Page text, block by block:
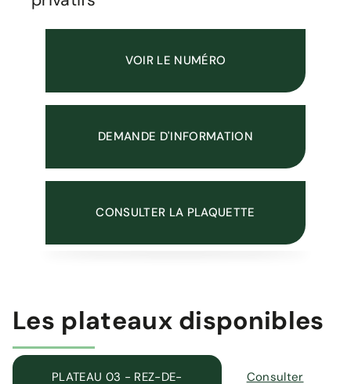
VOIR LE NUMÉRO
DEMANDE D'INFORMATION
CONSULTER LA PLAQUETTE
Les plateaux disponibles
PLATEAU 03 - REZ-DE-
Consulter